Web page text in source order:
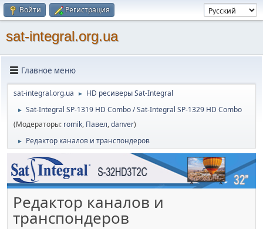
Войти Регистрация
sat-integral.org.ua
Главное меню
sat-integral.org.ua ► HD ресиверы Sat-Integral
►
Sat-Integral SP-1319 HD Combo / Sat-Integral SP-1329 HD Combo
(Модераторы: romik, Павел,danver)
► Редактор каналов и транспондеров
Редактор каналов и
транспондеров